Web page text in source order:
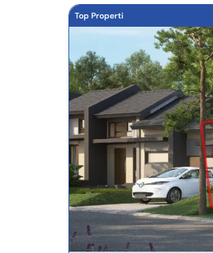
Top Properti